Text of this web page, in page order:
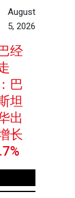
August
5, 2026
经
巴
坦
出
长